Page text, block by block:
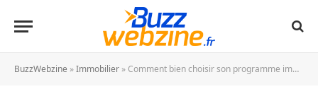
BuzzWebzine »Immobilier » Comment bien choisir son programme immobilier neuf ?